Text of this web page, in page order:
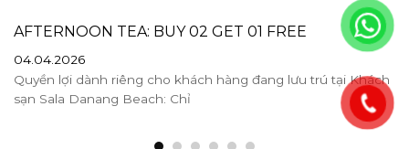
AFTERNOON TEA: BUY 02 GET 01 FREE
04.04.2026
Quyền lợi dành riêng cho khách hàng đang lưu trú tại Khách
sạn Sala Danang Beach: Chỉ